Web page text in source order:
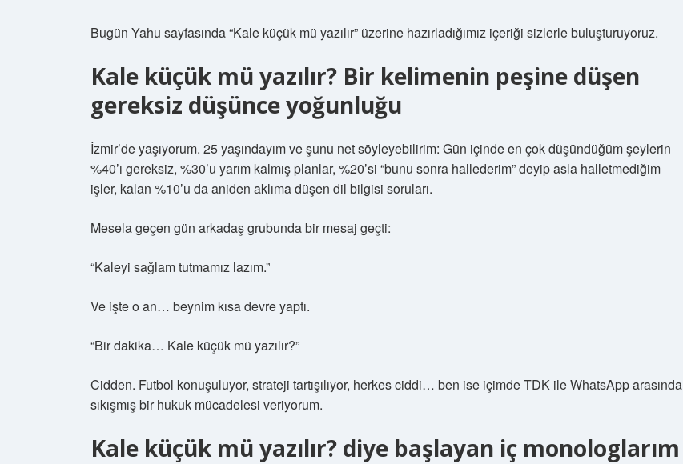
Bugün Yahu sayfasında “Kale küçük mü yazılır” üzerine hazırladığımız içeriği sizlerle buluşturuyoruz.
Kale küçük mü yazılır? Bir kelimenin peşine düşen
gereksiz düşünce yoğunluğu
İzmir’de yaşıyorum. 25 yaşındayım ve şunu net söyleyebilirim: Gün içinde en çok düşündüğüm şeylerin
%40’ı gereksiz, %30’u yarım kalmış planlar, %20’si “bunu sonra hallederim” deyip asla halletmediğim
işler, kalan %10’u da aniden aklıma düşen dil bilgisi soruları.
Mesela geçen gün arkadaş grubunda bir mesaj geçti:
“Kaleyi sağlam tutmamız lazım.”
Ve işte o an… beynim kısa devre yaptı.
“Bir dakika… Kale küçük mü yazılır?”
Cidden. Futbol konuşuluyor, strateji tartışılıyor, herkes ciddi… ben ise içimde TDK ile WhatsApp arasında
sıkışmış bir hukuk mücadelesi veriyorum.
Kale küçük mü yazılır? diye başlayan iç monologlarım